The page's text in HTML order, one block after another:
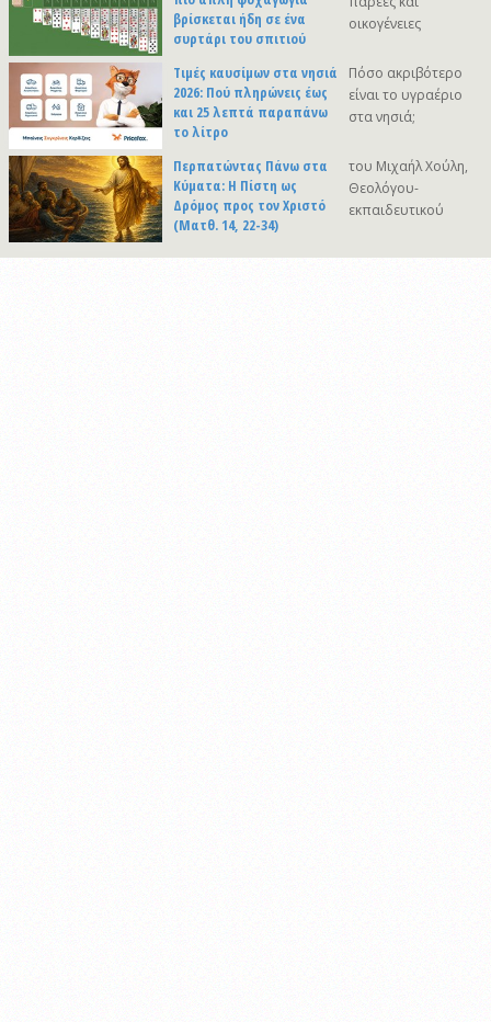
βρίσκεται ήδη σε ένα
συρτάρι του σπιτιού
οικογένειες
Τιμές καυσίμων στα νησιά
2026: Πού πληρώνεις έως
και 25 λεπτά παραπάνω
το λίτρο
Πόσο ακριβότερο
είναι το υγραέριο
στα νησιά;
Περπατώντας Πάνω στα
Κύματα: Η Πίστη ως
Δρόμος προς τον Χριστό
(Ματθ. 14, 22-34)
του Μιχαήλ Χούλη,
Θεολόγου-
εκπαιδευτικού